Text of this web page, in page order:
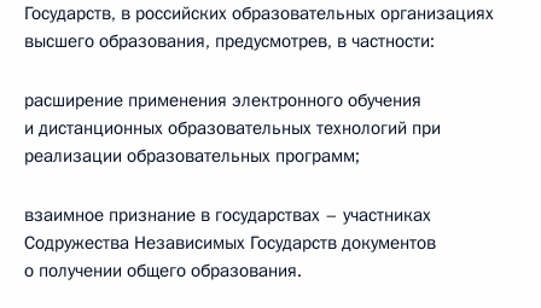
Государств, в российских образовательных организациях
высшего образования, предусмотрев, в частности:
расширение применения электронного обучения
и дистанционных образовательных технологий при
реализации образовательных программ;
взаимное признание в государствах – участниках
Содружества Независимых Государств документов
о получении общего образования.